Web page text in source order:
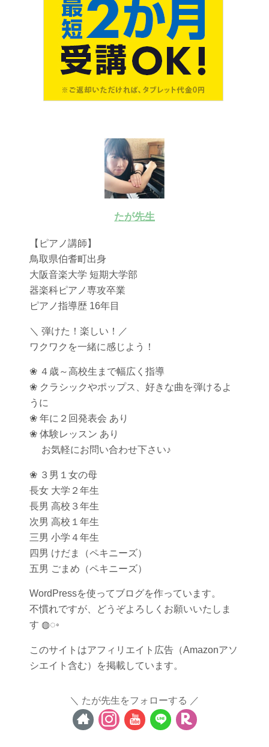
たが先生
【ピアノ講師】
鳥取県伯耆町出身
大阪音楽大学 短期大学部
器楽科ピアノ専攻卒業
ピアノ指導歴 16年目
＼ 弾けた！楽しい！／
ワクワクを一緒に感じよう！
❀ ４歳～高校生まで幅広く指導
❀ クラシックやポップス、好きな曲を弾けるよ
うに
❀ 年に２回発表会 あり
❀ 体験レッスン あり
お気軽にお問い合わせ下さい♪
❀ ３男１女の母
長女 大学２年生
長男 高校３年生
次男 高校１年生
三男 小学４年生
四男 けだま（ペキニーズ）
五男 ごまめ（ペキニーズ）
WordPressを使ってブログを作っています。
不慣れですが、どうぞよろしくお願いいたしま
す ◍◌◦
このサイトはアフィリエイト広告（Amazonアソ
シエイト含む）を掲載しています。
たが先生をフォローする